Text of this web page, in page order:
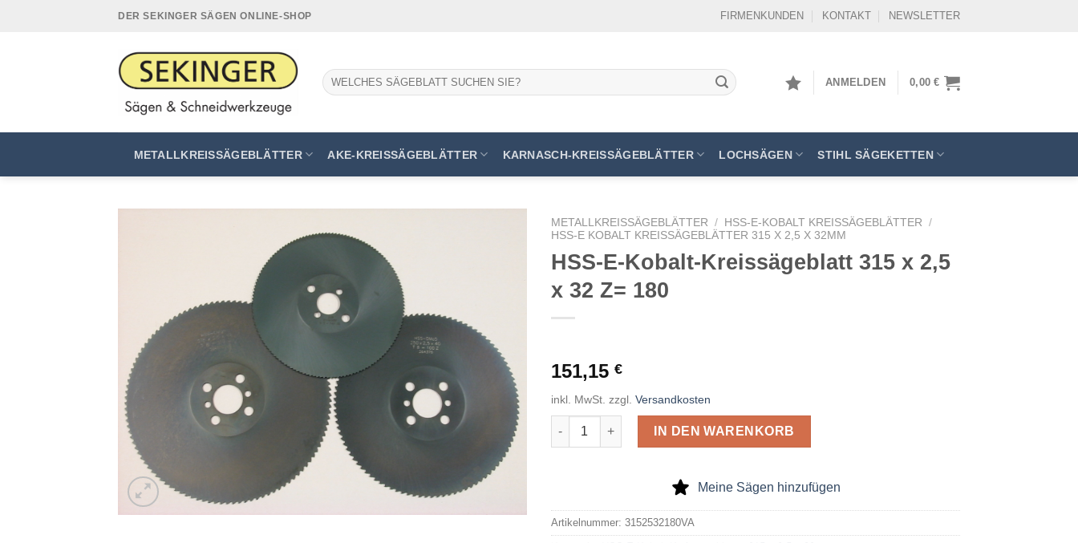
DER SEKINGER SÄGEN ONLINE-SHOP FIRMENKUNDEN KONTAKT NEWSLETTER
Suchen
nach:
ANMELDEN 0,00€
METALLKREISSÄGEBLÄTTER AKE-KREISSÄGEBLÄTTER KARNASCH-KREISSÄGEBLÄTTER LOCHSÄGEN STIHL SÄGEKETTEN
hinzufügen
METALLKREISSÄGEBLÄTTER / HSS-E-KOBALT KREISSÄGEBLÄTTER
/
HSS-E KOBALT KREISSÄGEBLÄTTER 315 X 2,5 X 32MM
HSS-E-Kobalt-Kreissägeblatt 315 x 2,5
x 32 Z= 180
151,15 €
inkl. MwSt. zzgl. Versandkosten
HSS-E-Kobalt-Kreissägeblatt 315 x 2,5 x 32 Z= 180 Menge
IN DEN WARENKORB
Meine Sägen hinzufügen
Artikelnummer: 3152532180VA